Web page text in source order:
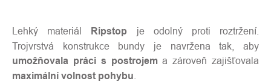
Lehký materiál Ripstop
je odolný proti roztržení.
Trojvrstvá konstrukce bundy je navržena tak, aby
umožňovala práci s postrojema zároveň zajišťovala
maximální volnost pohybu